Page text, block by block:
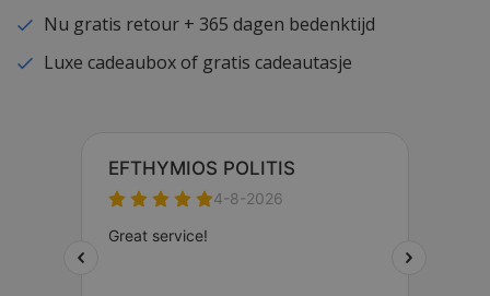
Nu gratis retour + 365 dagen bedenktijd
Luxe cadeaubox of gratis cadeautasje